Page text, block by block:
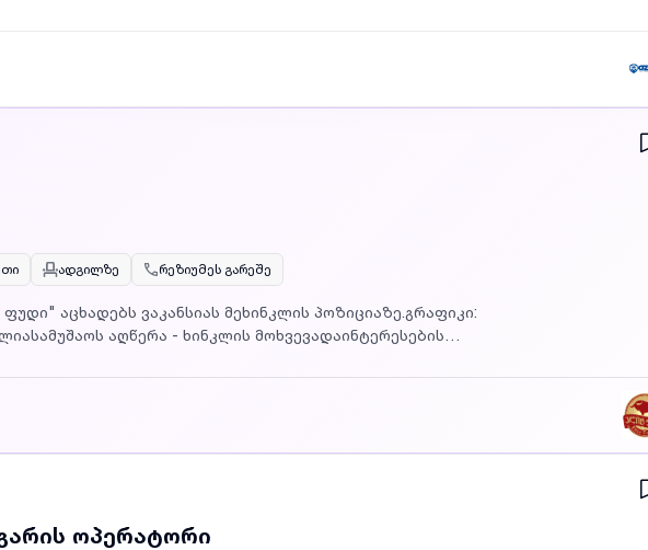
ადგილზე რეზიუმეს გარეშე
აცხადებს ვაკანსიას მეხინკლის პოზიციაზე.გრაფიკი:
აღწერა - ხინკლის მოხვევადაინტერესების
ნომერზე სამუშაო საათებში 11:00-19:00 სთ-მდე.
ოპერატორი